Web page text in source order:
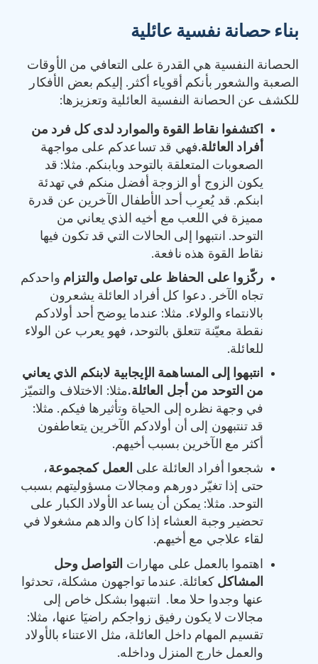
بناء حصانة نفسية عائلية
الحصانة النفسية هي القدرة على التعافي من الأوقات
الصعبة والشعور بأنكم أقوياء أكثر. إليكم بعض الأفكار
للكشف عن الحصانة النفسية العائلية وتعزيزها:
اكتشفوا نقاط القوة والموارد لدى كل فرد من
أفراد العائلة.فهي قد تساعدكم على مواجهة
الصعوبات المتعلقة بالتوحد وبابنكم. مثلا: قد
يكون الزوج أو الزوجة أفضل منكم في تهدئة
ابنكم. قد يُعرِب أحد الأطفال الآخرين عن قدرة
مميزة في اللعب مع أخيه الذي يعاني من
التوحد. انتبهوا إلى الحالات التي قد تكون فيها
نقاط القوة هذه نافعة.
ركّزوا على الحفاظ على تواصل والتزام واحدكم
تجاه الآخر. دعوا كل أفراد العائلة يشعرون
بالانتماء والولاء. مثلا: عندما يوضح أحد أولادكم
نقطة معيّنة تتعلق بالتوحد، فهو يعرب عن الولاء
للعائلة.
انتبهوا إلى المساهمة الإيجابية لابنكم الذي يعاني
من التوحد من أجل العائلة.مثلا: الاختلاف والتميّز
في وجهة نظره إلى الحياة وتأثيرها فيكم. مثلا:
قد تنتبهون إلى أن أولادكم الآخرين يتعاطفون
أكثر مع الآخرين بسبب أخيهم.
شجعوا أفراد العائلة على العمل كمجموعة،
حتى إذا تغيّر دورهم ومجالات مسؤوليتهم بسبب
التوحد. مثلا: يمكن أن يساعد الأولاد الكبار على
تحضير وجبة العشاء إذا كان والدهم مشغولا في
لقاء علاجي مع أخيهم.
اهتموا بالعمل على مهارات التواصل وحل
المشاكل كعائلة. عندما تواجهون مشكلة، تحدثوا
عنها وجدوا حلا معا. انتبهوا بشكل خاص إلى
مجالات لا يكون رفيق زواجكم راضيَا عنها، مثلا:
تقسيم المهام داخل العائلة، مثل الاعتناء بالأولاد
والعمل خارج المنزل وداخله.